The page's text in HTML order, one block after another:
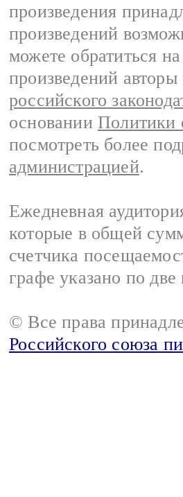
произведения
произведений
можете обратиться
произведений
российского
основании Политики
посмотреть более
администрацией.
Ежедневная
которые в общей
счетчика
графе указано по
© Все права
Российского союза